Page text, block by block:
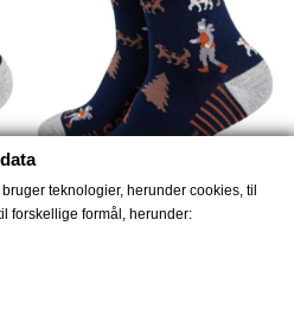
teknologier, herunder cookies, til
forskellige formål, herunder: